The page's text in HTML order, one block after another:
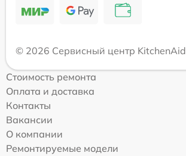
© 2026 Сервисный центр KitchenAid
Стоимость ремонта
Оплата и доставка
Контакты
Вакансии
О компании
Ремонтируемые модели